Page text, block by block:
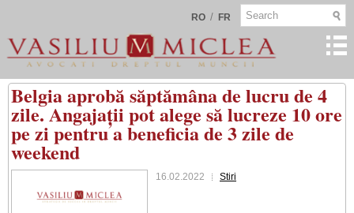
RO / FR
Belgia aprobă săptămâna de lucru de 4
zile. Angajații pot alege să lucreze 10 ore
pe zi pentru a beneficia de 3 zile de
weekend
16.02.2022 Stiri